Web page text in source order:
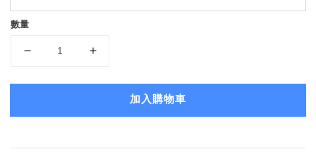
數量
加入購物車